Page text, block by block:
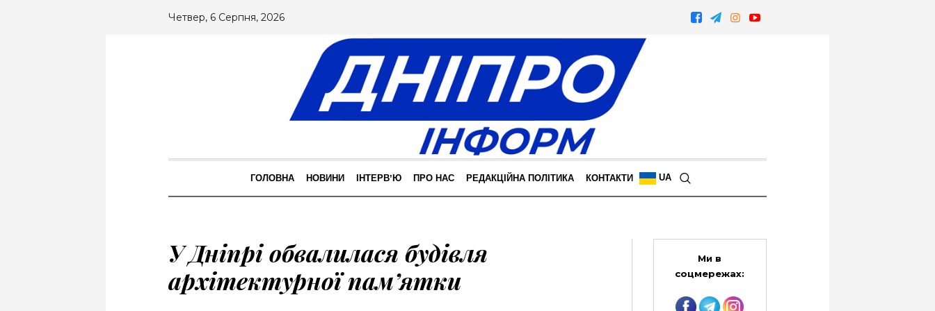
Четвер, 6 Серпня, 2026
ГОЛОВНА НОВИНИ ІНТЕРВʼЮ ПРО НАС РЕДАКЦІЙНА ПОЛІТИКА КОНТАКТИ UA
У Дніпрі обвалилася будівля
архітектурної пам’ятки
Ми в
соцмережах: